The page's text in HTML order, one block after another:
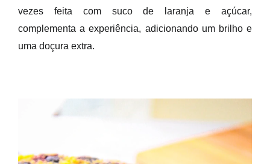
vezes feita com suco de laranja e açúcar,
complementa a experiência, adicionando um brilho e
uma doçura extra.